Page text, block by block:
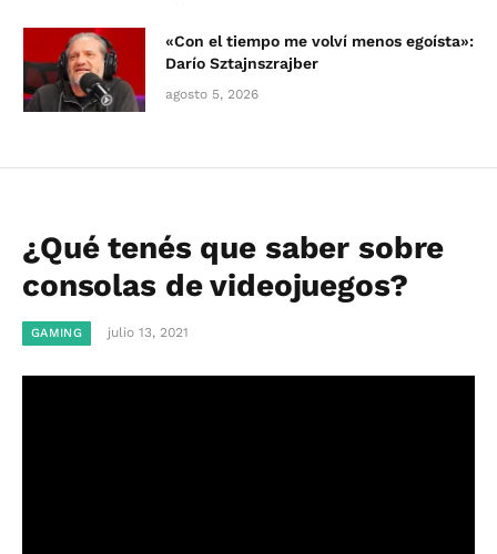
«Con el tiempo me volví menos egoísta»:
Darío Sztajnszrajber
agosto 5, 2026
¿Qué tenés que saber sobre
consolas de videojuegos?
GAMING julio 13, 2021